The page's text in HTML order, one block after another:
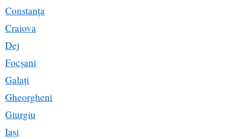
Constanța
Craiova
Dej
Focșani
Galați
Gheorgheni
Giurgiu
Iași